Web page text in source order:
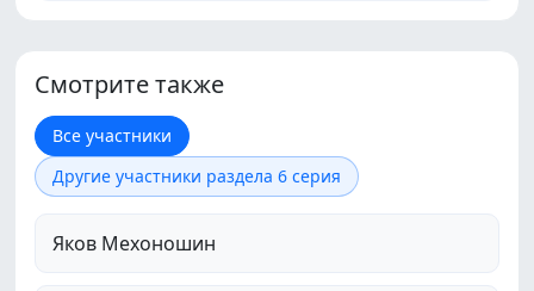
Смотрите также
Все участники
Другие участники раздела 6 серия
Яков Мехоношин